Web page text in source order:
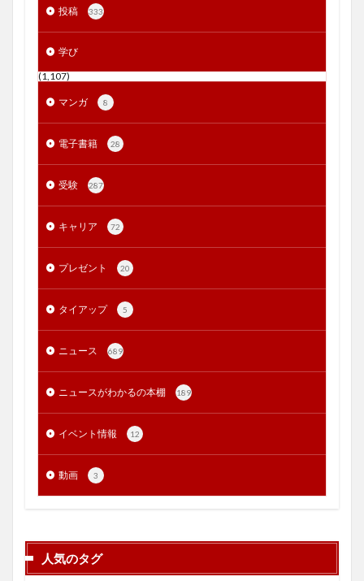
投稿 333
学び
(1,107)
マンガ 8
電子書籍 28
受験 287
キャリア 72
プレゼント 20
タイアップ 5
ニュース 689
ニュースがわかるの本棚 189
イベント情報 12
動画 3
人気のタグ